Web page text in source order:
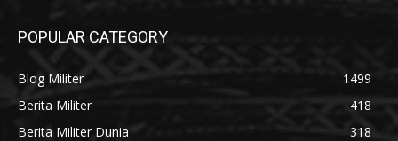
POPULAR CATEGORY
Blog Militer
1499
Berita Militer
418
Berita Militer Dunia
318